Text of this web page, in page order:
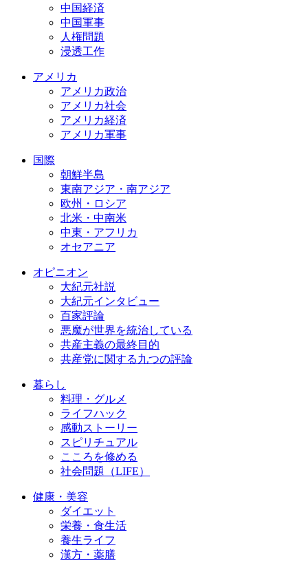
中国経済
中国軍事
人権問題
浸透工作
アメリカ
アメリカ政治
アメリカ社会
アメリカ経済
アメリカ軍事
国際
朝鮮半島
東南アジア・南アジア
欧州・ロシア
北米・中南米
中東・アフリカ
オセアニア
オピニオン
大紀元社説
大紀元インタビュー
百家評論
悪魔が世界を統治している
共産主義の最終目的
共産党に関する九つの評論
暮らし
料理・グルメ
ライフハック
感動ストーリー
スピリチュアル
こころを修める
社会問題（LIFE）
健康・美容
ダイエット
栄養・食生活
養生ライフ
漢方・薬膳